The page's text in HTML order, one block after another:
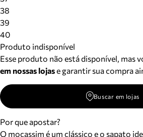
38
39
40
Produto indisponível
Esse produto não está disponível, mas
em nossas lojase garantir sua compra
Buscar em lojas
Por que apostar?
O mocassim é um clássico e o sapato